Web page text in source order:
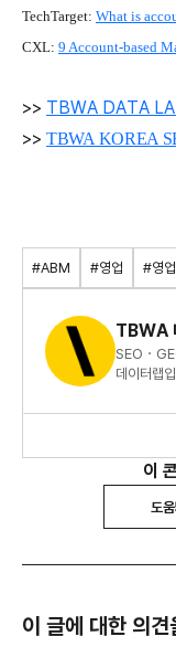
TechTarget: What is
CXL: 9 Account-based
>> TBWA DATA
>> TBWA KOREA
#ABM #영업 #영
TBWA
SEO・
데이터랩
이
도
이 글에 대한 의